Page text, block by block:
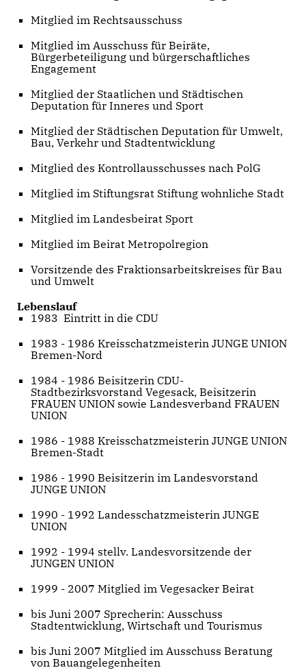
Mitglied im Rechtsausschuss
Mitglied im Ausschuss für Beiräte,
Bürgerbeteiligung und bürgerschaftliches
Engagement
Mitglied der Staatlichen und Städtischen
Deputation für Inneres und Sport
Mitglied der Städtischen Deputation für Umwelt,
Bau, Verkehr und Stadtentwicklung
Mitglied des Kontrollausschusses nach PolG
Mitglied im Stiftungsrat Stiftung wohnliche Stadt
Mitglied im Landesbeirat Sport
Mitglied im Beirat Metropolregion
Vorsitzende des Fraktionsarbeitskreises für Bau
und Umwelt
Lebenslauf
1983 Eintritt in die CDU
1983 - 1986 Kreisschatzmeisterin JUNGE UNION
Bremen-Nord
1984 - 1986 Beisitzerin CDU-
Stadtbezirksvorstand Vegesack, Beisitzerin
FRAUEN UNION sowie Landesverband FRAUEN
UNION
1986 - 1988 Kreisschatzmeisterin JUNGE UNION
Bremen-Stadt
1986 - 1990 Beisitzerin im Landesvorstand
JUNGE UNION
1990 - 1992 Landesschatzmeisterin JUNGE
UNION
1992 - 1994 stellv. Landesvorsitzende der
JUNGEN UNION
1999 - 2007 Mitglied im Vegesacker Beirat
bis Juni 2007 Sprecherin: Ausschuss
Stadtentwicklung, Wirtschaft und Tourismus
bis Juni 2007 Mitglied im Ausschuss Beratung
von Bauangelegenheiten